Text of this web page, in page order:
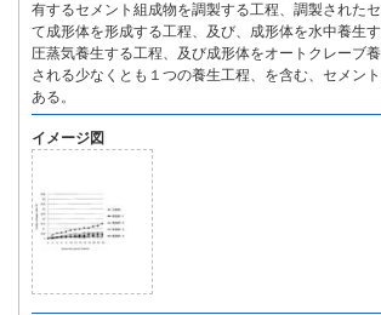
有するセメント組成物を調製する工程、調製された
て成形体を形成する工程、及び、成形体を水中養生
圧蒸気養生する工程、及び成形体をオートクレーブ
される少なくとも１つの養生工程、を含む、セメン
ある。
イメージ図